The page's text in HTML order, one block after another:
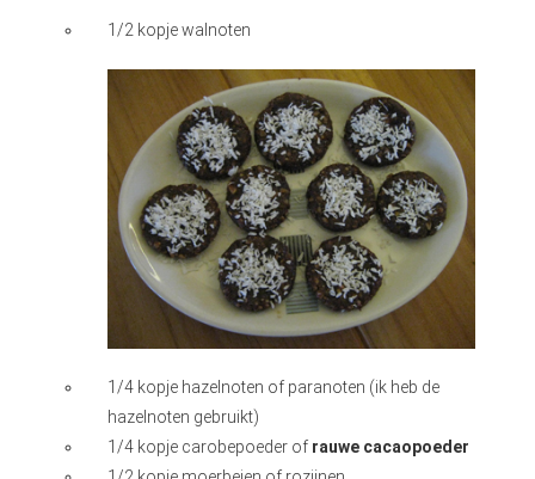
1/2 kopje walnoten
1/4 kopje hazelnoten of paranoten (ik heb de
hazelnoten gebruikt)
1/4 kopje carobepoeder of rauwe cacaopoeder